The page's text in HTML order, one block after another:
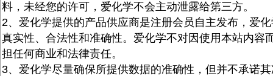
料，未经您的许可，爱化学不会主动泄露给第三方。
2、爱化学提供的产品供应商是注册会员自主发布，爱
真实性、合法性和准确性。爱化学不对因使用本站内容
担任何商业和法律责任。
3、爱化学尽量确保所提供数据的准确性，但并不承诺